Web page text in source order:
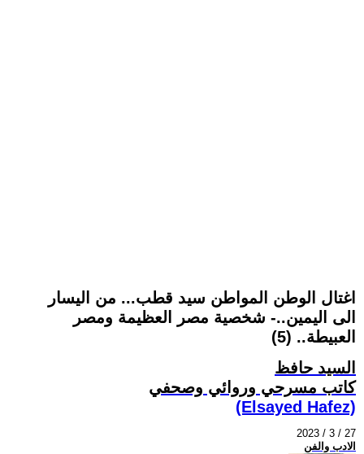
اغتال الوطن المواطن سيد قطب... من اليسار
الى اليمين..- شخصية مصر العظيمة ومصر
العبيطة.. (5)
السيد حافظ
كاتب مسرحي وروائي وصحفي
(Elsayed Hafez)
2023 / 3 / 27
الادب والفن